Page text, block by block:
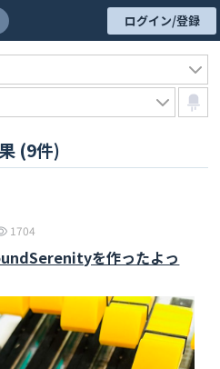
ログイン/登録
(9件)
1704
を作ったよっ